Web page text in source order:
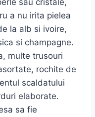
a nu irita pielea
la alb si ivoire,
si champagne.
multe trusouri
rochite de
scaldatului
elaborate.
sa fie